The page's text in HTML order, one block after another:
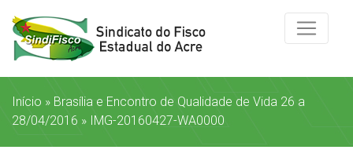
Início » Brasília e Encontro de Qualidade de Vida 26 a
28/04/2016 » IMG-20160427-WA0000